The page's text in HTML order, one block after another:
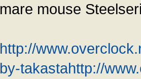
mare mouse
http://
by-takastahttp://